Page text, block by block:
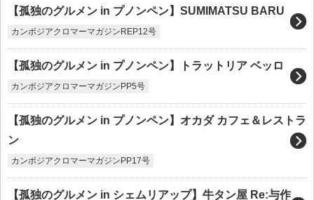
【孤独のグルメン in プノンペン】SUMIMATSU BARU
カンボジアクロマーマガジンREP12号
【孤独のグルメン in プノンペン】トラットリア ベッロ
カンボジアクロマーマガジンPP5号
【孤独のグルメン in プノンペン】オカダ カフェ＆レストラ
ン
カンボジアクロマーマガジンPP17号
【孤独のグルメン in シェムリアップ】牛タン屋 Re:与作